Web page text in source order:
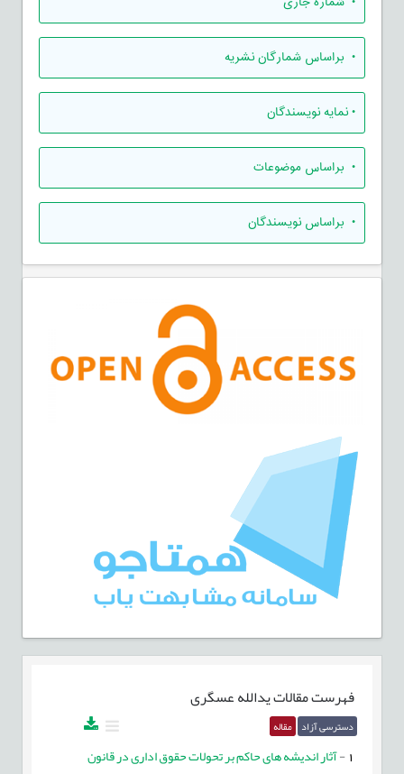
• براساس شمارگان نشریه
•نمایه نویسندگان
• براساس موضوعات
• براساس نویسندگان
فهرست مقالاتیدالله عسگری
دسترسی آزاد مقاله
-آثار اندیشه های حاکم بر تحولات حقوق اداری در قانون